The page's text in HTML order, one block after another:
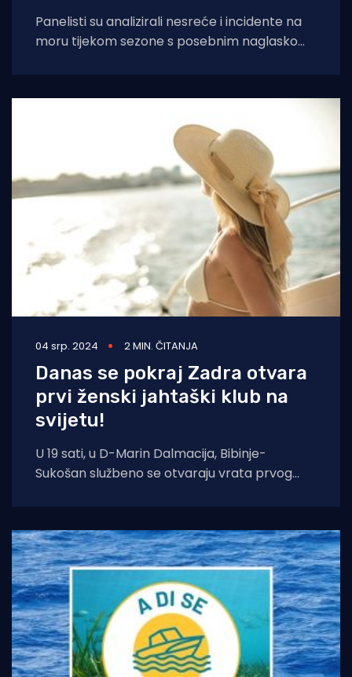
Panelisti su analizirali nesreće i incidente na
moru tijekom sezone s posebnim naglaskom
04 srp. 2024 2 MIN. ČITANJA
Danas se pokraj Zadra otvara
prvi ženski jahtaški klub na
svijetu!
U 19 sati, u D-Marin Dalmacija, Bibinje-
Sukošan službeno se otvaraju vrata prvog